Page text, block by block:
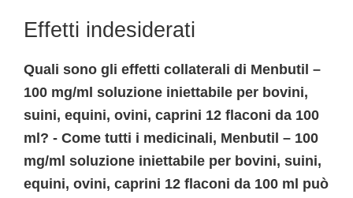
Effetti indesiderati
Quali sono gli effetti collaterali di Menbutil –
100 mg/ml soluzione iniettabile per bovini,
suini, equini, ovini, caprini 12 flaconi da 100
ml? - Come tutti i medicinali, Menbutil – 100
mg/ml soluzione iniettabile per bovini, suini,
equini, ovini, caprini 12 flaconi da 100 ml può